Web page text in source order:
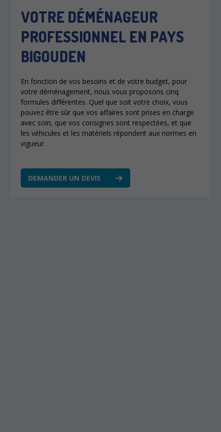
VOTRE DÉMÉNAGEUR
PROFESSIONNEL EN PAYS
BIGOUDEN
En fonction de vos besoins et de votre budget, pour
votre déménagement, nous vous proposons cinq
formules différentes. Quel que soit votre choix, vous
pouvez être sûr que vos affaires sont prises en charge
avec soin, que vos consignes sont respectées, et que
les véhicules et les matériels répondent aux normes en
vigueur.
DEMANDER UN DEVIS